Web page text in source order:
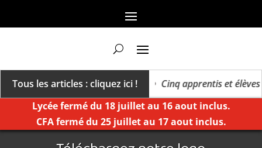
Tous les articles : cliquez ici !
un millésime des extrêmes »
Cinq apprentis et élèves
Lycée fermé du 18 juillet au 16 aout inclus.
CFA fermé du 25 juillet au 17 aout inclus.